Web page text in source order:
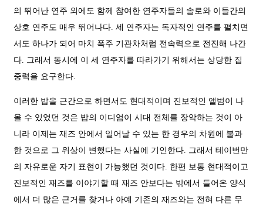
의 뛰어난 연주 외에도 함께 참여한 연주자들의 솔로와 이들간의
상호 연주도 매우 뛰어나다. 세 연주자는 독자적인 연주를 펼치면
서도 하나가 되어 마치 폭주 기관차처럼 전속력으로 전진해 나간
다. 그래서 동시에 이 세 연주자를 따라가기 위해서는 상당한 집
중력을 요구한다.
이러한 밥을 근간으로 하면서도 현대적이며 진보적인 앨범이 나
올 수 있었던 것은 밥의 이디엄이 시대 전체를 장악하는 것이 아
니라 이제는 재즈 안에서 일어날 수 있는 한 경우의 차원에 불과
한 것으로 그 위상이 변했다는 사실에 기인한다. 그래서 테이번만
의 자유로운 자기 표현이 가능했던 것이다. 한편 보통 현대적이고
진보적인 재즈를 이야기할 때 재즈 안보다는 밖에서 들어온 양식
에서 더 많은 근거를 찾거나 아예 기존의 재즈와는 전혀 다른 무